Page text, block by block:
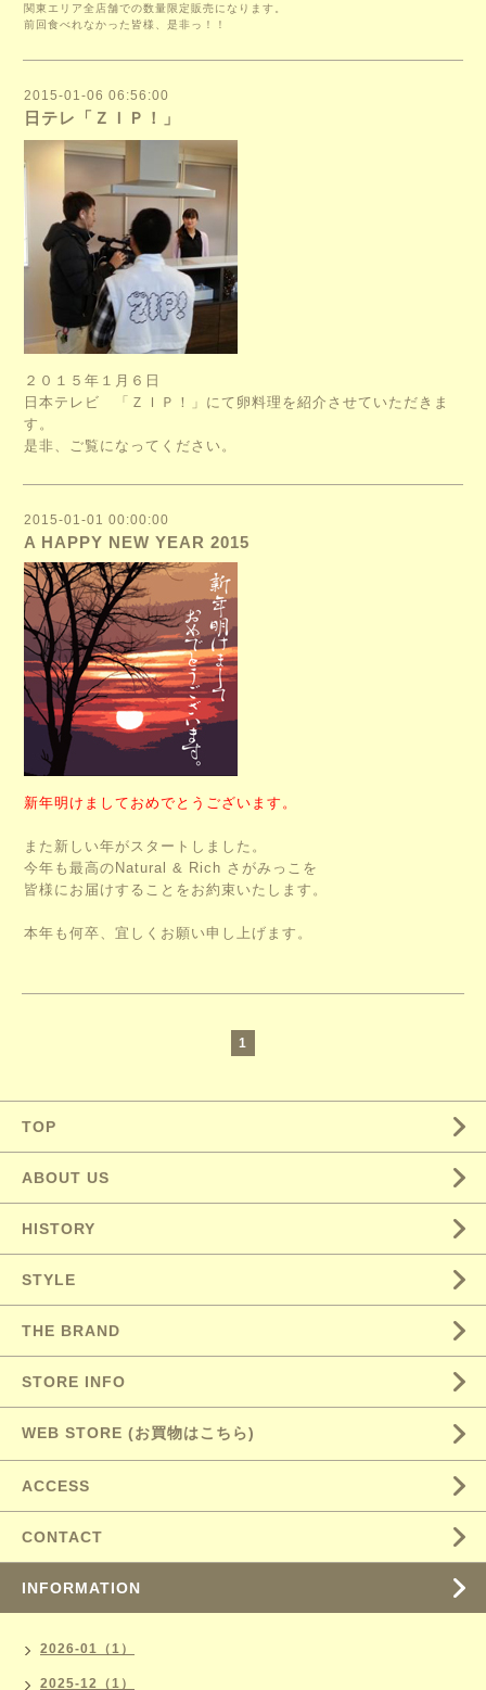
関東エリア全店舗での数量限定販売になります。
前回食べれなかった皆様、是非っ！！
2015-01-06 06:56:00
日テレ「ＺＩＰ！」
２０１５年１月６日
日本テレビ 「ＺＩＰ！」にて卵料理を紹介させていただきま
す。
是非、ご覧になってください。
2015-01-01 00:00:00
A HAPPY NEW YEAR 2015
新年明けましておめでとうございます。
また新しい年がスタートしました。
今年も最高のNatural & Rich さがみっこを
皆様にお届けすることをお約束いたします。
本年も何卒、宜しくお願い申し上げます。
1
TOP
ABOUT US
HISTORY
STYLE
THE BRAND
STORE INFO
WEB STORE (お買物はこちら)
ACCESS
CONTACT
INFORMATION
2026-01（1）
2025-12（1）